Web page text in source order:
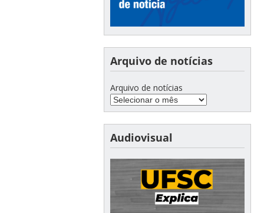
Arquivo de notícias
Arquivo de notícias
Audiovisual